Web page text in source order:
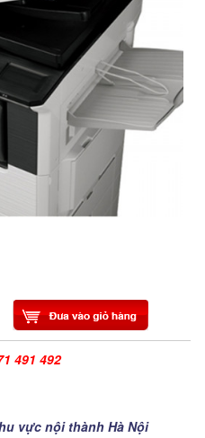
491 492
vực nội thành Hà Nội